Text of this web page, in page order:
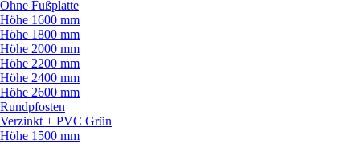
Ohne Fußplatte
Höhe 1600 mm
Höhe 1800 mm
Höhe 2000 mm
Höhe 2200 mm
Höhe 2400 mm
Höhe 2600 mm
Rundpfosten
Verzinkt + PVC Grün
Höhe 1500 mm